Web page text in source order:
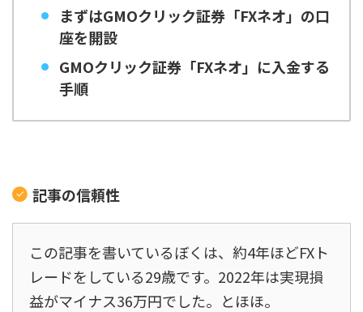
まずはGMOクリック証券「FXネオ」の口
座を開設
GMOクリック証券「FXネオ」に入金する
手順
記事の信頼性
この記事を書いているぼくは、約4年ほどFXト
レードをしている29歳です。2022年は実現損
益がマイナス36万円でした。とほほ。